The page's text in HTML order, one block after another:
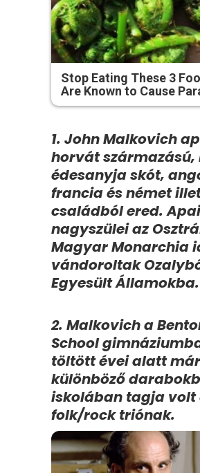
Stop Eating These 3
Are Known to Cause
1. John Malkovich
horvát származású,
édesanyja skót,
francia és német
családból ered. Apai
nagyszülei az
Magyar Monarchia
vándoroltak
Egyesült Államokba.
2. Malkovich a
School
töltött évei alatt
különböző
iskolában tagja volt
folk/rock triónak.